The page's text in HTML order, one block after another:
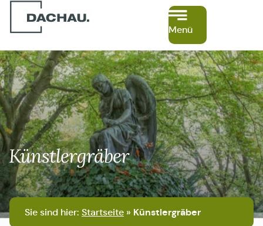
Menü
Sie sind hier: Startseite » Künstlergräber
Künstlergräber